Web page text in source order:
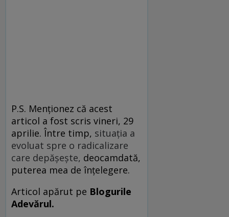
P.S. Menţionez că acest
articol a fost scris vineri, 29
aprilie. Între timp, situaţia a
evoluat spre o radicalizare
care depăşeşte, deocamdată,
puterea mea de înţelegere.
Articol apărut pe Blogurile
Adevărul.